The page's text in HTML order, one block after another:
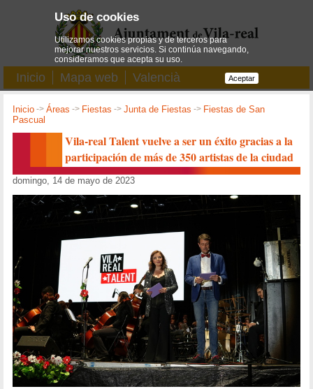
Inicio Mapa web Valencià
Inicio ->Áreas -> Fiestas ->Junta de Fiestas -> Fiestas de San
Pascual
Vila-real Talent vuelve a ser un éxito gracias a la
participación de más de 350 artistas de la ciudad
domingo, 14 de mayo de 2023
Uso de cookies
Utilizamos cookies propias y de terceros para
mejorar nuestros servicios. Si continúa navegando,
consideramos que acepta su uso.
Aceptar